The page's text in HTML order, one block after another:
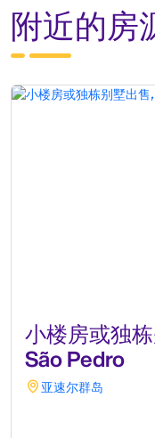
附近的房
小楼房或独
São Pedro
亚速尔群岛